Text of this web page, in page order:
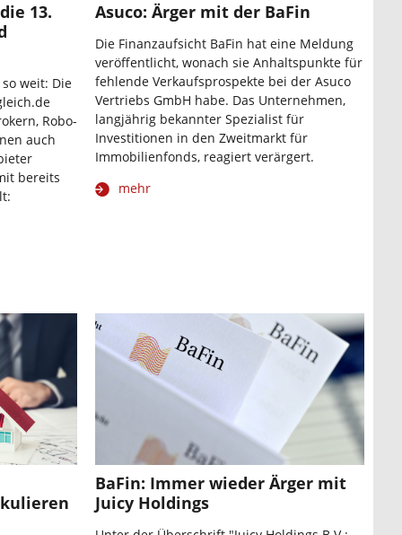
13.
weit: Die
Robo-
auch
bereits
Asuco: Ärger mit der BaFin
Die Finanzaufsicht BaFin hat eine Meldung
veröffentlicht, wonach sie Anhaltspunkte für
fehlende Verkaufsprospekte bei der Asuco
Vertriebs GmbH habe. Das Unternehmen,
langjährig bekannter Spezialist für
Investitionen in den Zweitmarkt für
Immobilienfonds, reagiert verärgert.
mehr
BaFin: Immer wieder Ärger mit
Juicy Holdings